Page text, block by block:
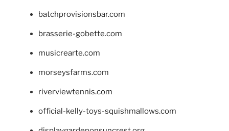
batchprovisionsbar.com
brasserie-gobette.com
musicrearte.com
morseysfarms.com
riverviewtennis.com
official-kelly-toys-squishmallows.com